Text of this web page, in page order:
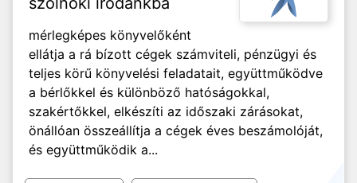
mérlegképes könyvelőként
ellátja a rá bízott cégek számviteli, pénzügyi és
teljes körű könyvelési feladatait, együttműködve
a bérlőkkel és különböző hatóságokkal,
szakértőkkel, elkészíti az időszaki zárásokat,
önállóan összeállítja a cégek éves beszámolóját,
és együttműködik a...